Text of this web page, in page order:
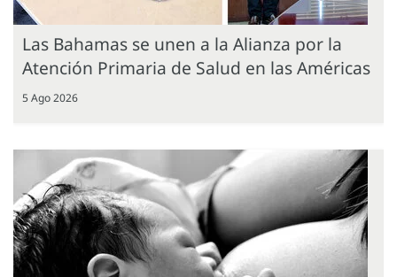
Las Bahamas se unen a la Alianza por la
Atención Primaria de Salud en las Américas
5 Ago 2026